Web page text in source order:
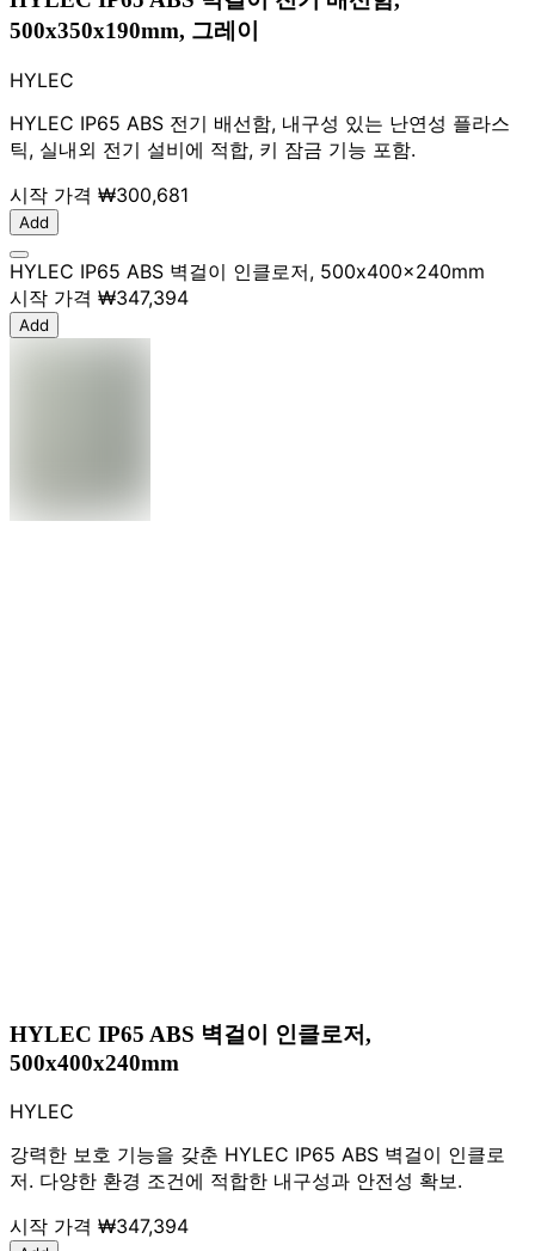
500x350x190mm, 그레이
HYLEC
HYLEC IP65 ABS 전기 배선함, 내구성 있는 난연성 플라스
틱, 실내외 전기 설비에 적합, 키 잠금 기능 포함.
시작 가격 ₩300,681
Add
HYLEC IP65 ABS 벽걸이 인클로저, 500x400x240mm
시작 가격 ₩347,394
Add
HYLEC IP65 ABS 벽걸이 인클로저,
500x400x240mm
HYLEC
강력한 보호 기능을 갖춘 HYLEC IP65 ABS 벽걸이 인클로
저. 다양한 환경 조건에 적합한 내구성과 안전성 확보.
시작 가격 ₩347,394